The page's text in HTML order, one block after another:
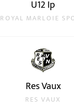
U12 Ip
ROYAL MARLOIE
Res Vaux
RES VAUX